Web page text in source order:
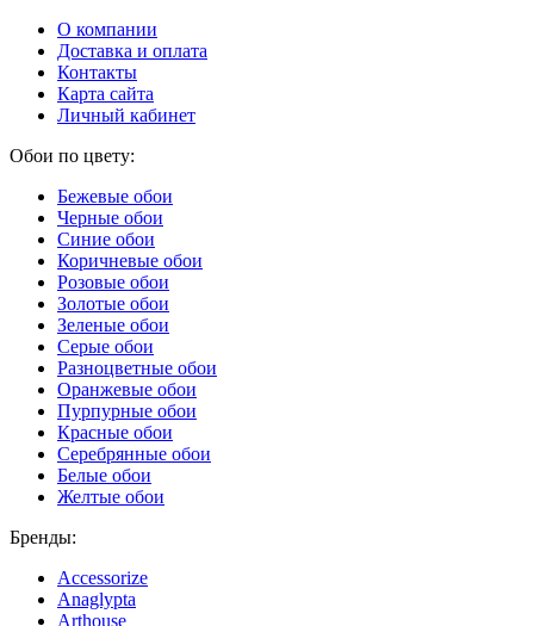
О компании
Доставка и оплата
Контакты
Карта сайта
Личный кабинет
Обои по цвету:
Бежевые обои
Черные обои
Синие обои
Коричневые обои
Розовые обои
Золотые обои
Зеленые обои
Серые обои
Разноцветные обои
Оранжевые обои
Пурпурные обои
Красные обои
Серебрянные обои
Белые обои
Желтые обои
Бренды:
Accessorize
Anaglypta
Arthouse